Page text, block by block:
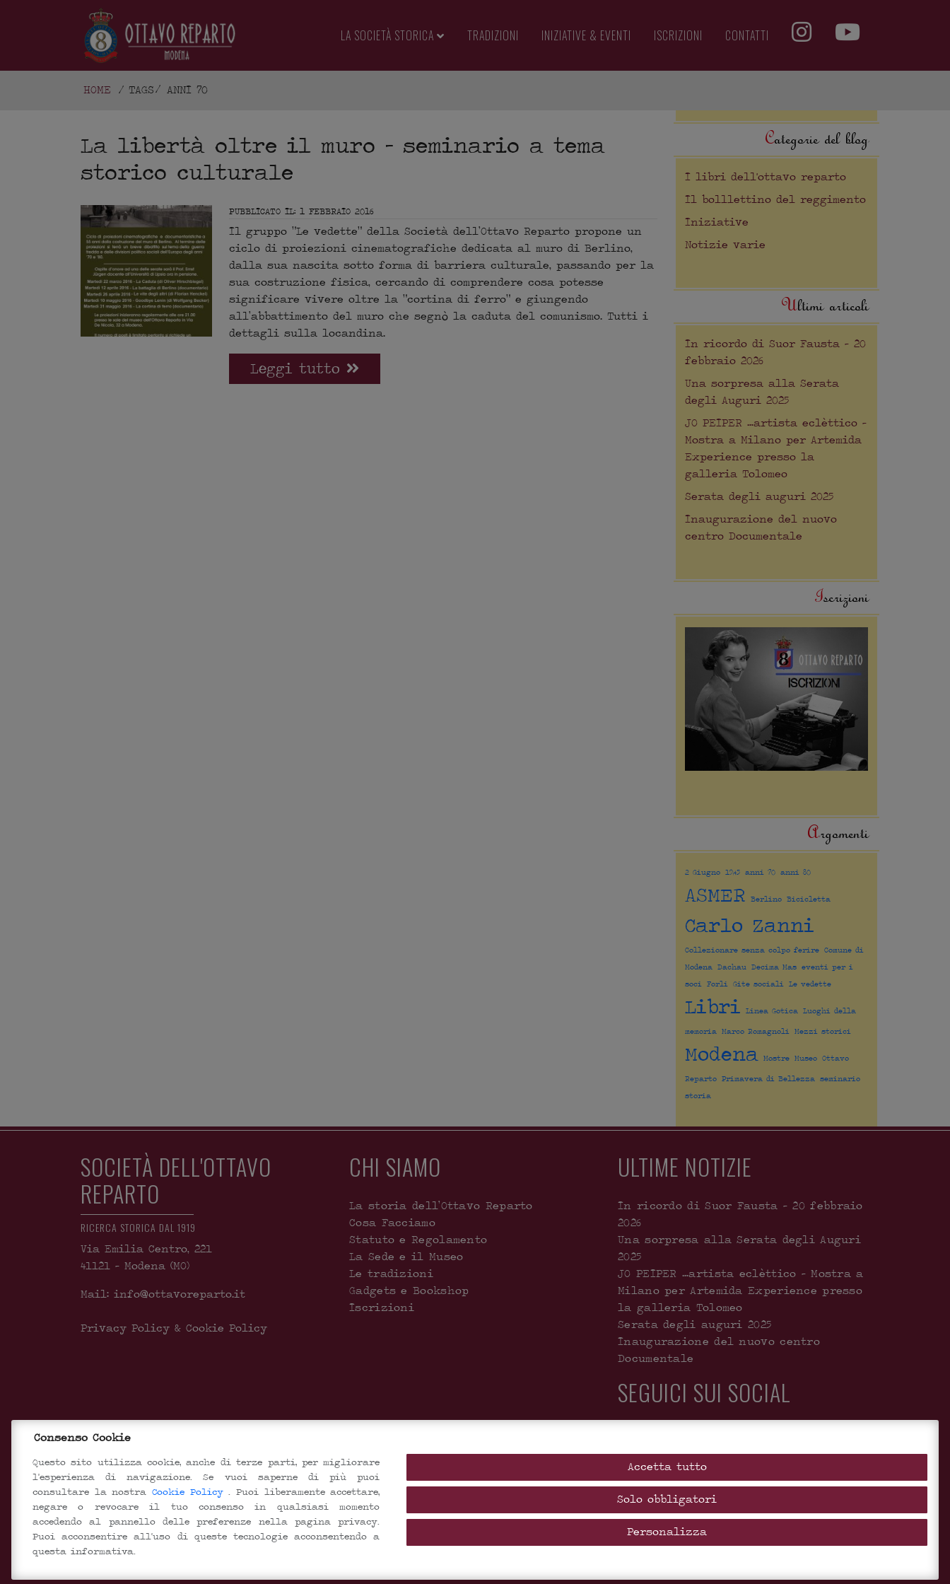
LA SOCIETÀ STORICA TRADIZIONI INIZIATIVE & EVENTI ISCRIZIONI CONTATTI
HOME / TAGS ANNI 70
La libertà oltre il muro – seminario a tema
storico culturale
PUBBLICATO IL: 1 FEBBRAIO 2016
Il gruppo “Le vedette” della Società dell’Ottavo Reparto propone un
ciclo di proiezioni cinematografiche dedicata al muro di Berlino,
dalla sua nascita sotto forma di barriera culturale, passando per la
sua costruzione fisica, cercando di comprendere cosa potesse
significare vivere oltre la “cortina di ferro” e giungendo
all’abbattimento del muro che segnò la caduta del comunismo. Tutti i
dettagli sulla locandina.
Leggi tutto
Categorie del blog
I libri dell'ottavo reparto
Il bolllettino del reggimento
Iniziative
Notizie varie
Ultimi articoli
In ricordo di Suor Fausta – 20
febbraio 2026
Una sorpresa alla Serata
degli Auguri 2025
JO PEIPER …artista eclèttico –
Mostra a Milano per Artemida
Experience presso la
galleria Tolomeo
Serata degli auguri 2025
Inaugurazione del nuovo
centro Documentale
Iscrizioni
Argomenti
2 Giugno 1945 anni 70 anni 80
ASMER Berlino Bicicletta
Carlo Zanni
Collezionare senza colpo ferire Comune di
Modena Dachau Decima Mas eventi per i
soci Forli Gite sociali Le vedette
Libri Linea Gotica Luoghi della
memoria Marco Romagnoli Mezzi storici
Modena Mostre Museo Ottavo
Reparto Primavera di Bellezza seminario
storia
SOCIETÀ DELL'OTTAVO
REPARTO
RICERCA STORICA DAL 1919
Via Emilia Centro, 221
41121 - Modena (MO)
Mail: info@ottavoreparto.it
Privacy Policy & Cookie Policy
CHI SIAMO
La storia dell’Ottavo Reparto
Cosa Facciamo
Statuto e Regolamento
La Sede e il Museo
Le tradizioni
Gadgets e Bookshop
Iscrizioni
ULTIME NOTIZIE
In ricordo di Suor Fausta – 20 febbraio
2026
Una sorpresa alla Serata degli Auguri
2025
JO PEIPER …artista eclèttico – Mostra a
Milano per Artemida Experience presso
la galleria Tolomeo
Serata degli auguri 2025
Inaugurazione del nuovo centro
Documentale
SEGUICI SUI SOCIAL
- Museo Accreditato -
Consenso Cookie
Questo sito utilizza cookie, anche di terze parti, per migliorare
l'esperienza di navigazione. Se vuoi saperne di più puoi
consultare la nostra Cookie Policy. Puoi liberamente accettare,
negare o revocare il tuo consenso in qualsiasi momento
accedendo al pannello delle preferenze nella pagina privacy.
Puoi acconsentire all'uso di queste tecnologie acconsentendo a
questa informativa.
Accetta tutto
Solo obbligatori
Personalizza